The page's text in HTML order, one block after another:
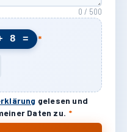
0 / 500
8 = *
gelesen und
Daten zu. *